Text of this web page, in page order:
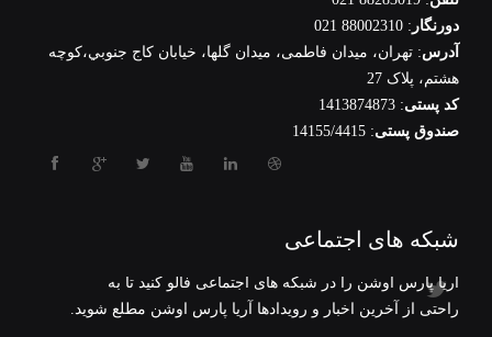
دورنگار : 88002310 021
آدرس: تهران، ميدان فاطمی، میدان گلها، خيابان كاج جنوبي،كوچه
هشتم، پلاک 27
کد پستی: 1413874873
صندوق پستی: 14155/4415
شبکه های اجتماعی
آریا پارس اوشن را در شبکه های اجتماعی فالو کنید تا به
راحتی از آخرین اخبار و رویدادها آریا پارس اوشن مطلع شوید.